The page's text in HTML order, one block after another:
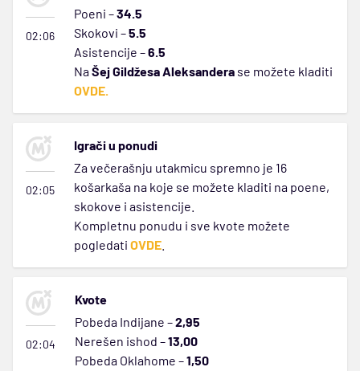
02:06
Poeni –34.5
Skokovi –5.5
Asistencije –6.5
NaŠej Gildžesa Aleksandera se možete kladiti
OVDE.
02:05
Igrači u ponudi
Za večerašnju utakmicu spremno je 16
košarkaša na koje se možete kladiti na poene,
skokove i asistencije.
Kompletnu ponudu i sve kvote možete
pogledati OVDE
02:04
Kvote
Pobeda Indijane –2,95
Nerešen ishod –13,00
Pobeda Oklahome –1,50